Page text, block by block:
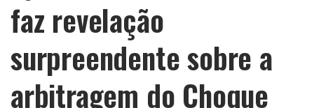
faz revelação
surpreendente sobre a
arbitragem do Choque